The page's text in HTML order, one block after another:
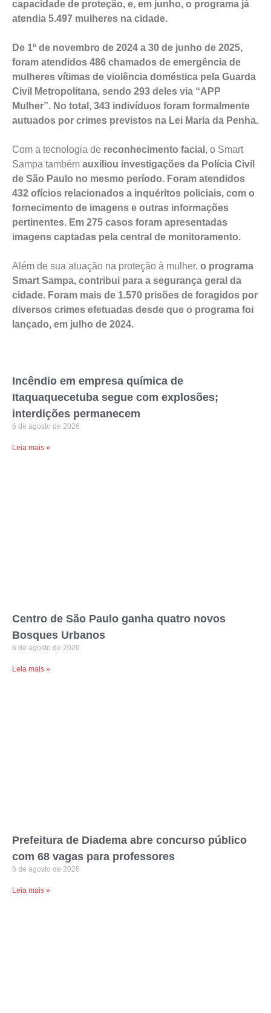
capacidade de proteção, e, em junho, o programa já
atendia 5.497 mulheres na cidade.
De 1º de novembro de 2024 a 30 de junho de 2025,
foram atendidos 486 chamados de emergência de
mulheres vítimas de violência doméstica pela Guarda
Civil Metropolitana, sendo 293 deles via “APP
Mulher”. No total, 343 indivíduos foram formalmente
autuados por crimes previstos na Lei Maria da Penha.
Com a tecnologia de reconhecimento facial , o Smart
Sampa também auxiliou investigações da Polícia Civil
de São Paulo no mesmo período. Foram atendidos
432 ofícios relacionados a inquéritos policiais, com o
fornecimento de imagens e outras informações
pertinentes. Em 275 casos foram apresentadas
imagens captadas pela central de monitoramento.
Além de sua atuação na proteção à mulher, o programa
Smart Sampa, contribui para a segurança geral da
cidade. Foram mais de 1.570 prisões de foragidos por
diversos crimes efetuadas desde que o programa foi
lançado, em julho de 2024.
Incêndio em empresa química de
Itaquaquecetuba segue com explosões;
interdições permanecem
6 de agosto de 2026
Leia mais »
Centro de São Paulo ganha quatro novos
Bosques Urbanos
6 de agosto de 2026
Leia mais »
Prefeitura de Diadema abre concurso público
com 68 vagas para professores
6 de agosto de 2026
Leia mais »